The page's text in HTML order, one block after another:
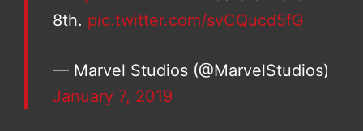
8th. pic.twitter.com/svCQucd5fG
— Marvel Studios (@MarvelStudios)
January 7, 2019